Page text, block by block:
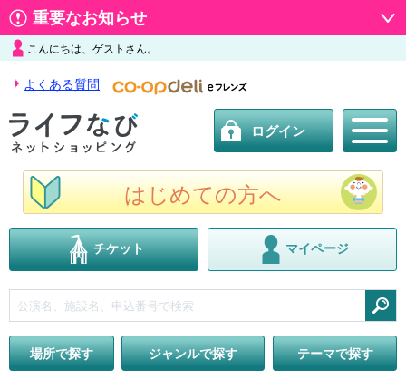
重要なお知らせ
こんにちは、ゲストさん。
よくある質問
ログイン
はじめての方へ
チケット マイページ
場所で探す
ジャンルで探す テーマで探す